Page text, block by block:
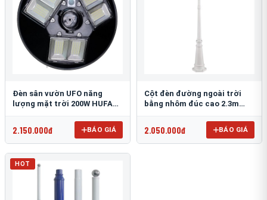
Đèn sân vườn UFO năng
lượng mặt trời 200W HUFA
2.150.000đ BÁO GIÁ
Cột đèn đường ngoài trời
bằng nhôm đúc cao 2.3m
2.050.000đ BÁO GIÁ
HOT